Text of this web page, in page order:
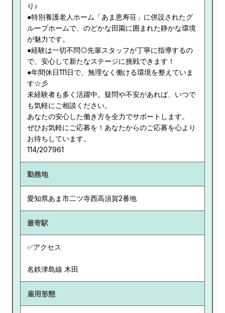
り♪
●特別養護老人ホーム「あま恵寿荘」に併設されたグ
ループホームで、のどかな田園に囲まれた静かな環境
が魅力です。
●経験は一切不問◎先輩スタッフが丁寧に指導するの
で、安心して新たなステージに挑戦できます！
●年間休日111日で、無理なく働ける環境を整えていま
す☆彡
未経験者も多く活躍中。疑問や不安があれば、いつで
も気軽にご相談ください。
あなたの安心した働き方を全力でサポートします。
ぜひお気軽にご応募を！あなたからのご応募を心より
お待ちしています。
114/207961
勤務地
愛知県あま市二ツ寺西高須賀2番地
最寄駅
✅アクセス
名鉄津島線 木田
雇用形態